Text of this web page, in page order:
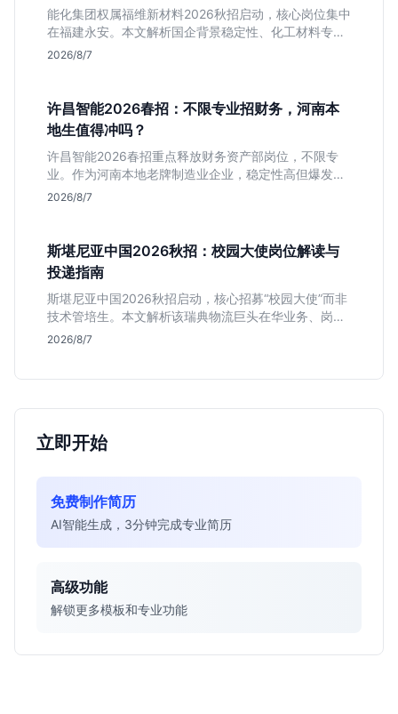
能化集团权属福维新材料2026秋招启动，核心岗位集中
在福建永安。本文解析国企背景稳定性、化工材料专业
匹配度及工作地点限制，助理工科生判断是否值得投
2026/8/7
许昌智能2026春招：不限专业招财务，河南本
地生值得冲吗？
许昌智能2026春招重点释放财务资产部岗位，不限专
业。作为河南本地老牌制造业企业，稳定性高但爆发涨
薪机会少。适合想在本地积累工业场景经验的应届生。
2026/8/7
斯堪尼亚中国2026秋招：校园大使岗位解读与
投递指南
斯堪尼亚中国2026秋招启动，核心招募“校园大使”而非
技术管培生。本文解析该瑞典物流巨头在华业务、岗位
真实职责及不限专业背后的竞争逻辑，助你判断是否值
2026/8/7
立即开始
免费制作简历
AI智能生成，3分钟完成专业简历
高级功能
解锁更多模板和专业功能